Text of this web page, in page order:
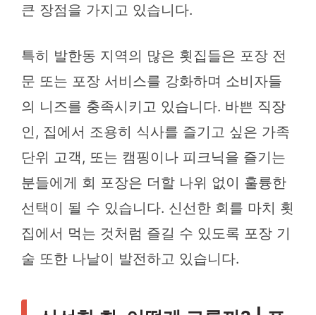
큰 장점을 가지고 있습니다.
특히 발한동 지역의 많은 횟집들은 포장 전
문 또는 포장 서비스를 강화하며 소비자들
의 니즈를 충족시키고 있습니다. 바쁜 직장
인, 집에서 조용히 식사를 즐기고 싶은 가족
단위 고객, 또는 캠핑이나 피크닉을 즐기는
분들에게 회 포장은 더할 나위 없이 훌륭한
선택이 될 수 있습니다. 신선한 회를 마치 횟
집에서 먹는 것처럼 즐길 수 있도록 포장 기
술 또한 나날이 발전하고 있습니다.